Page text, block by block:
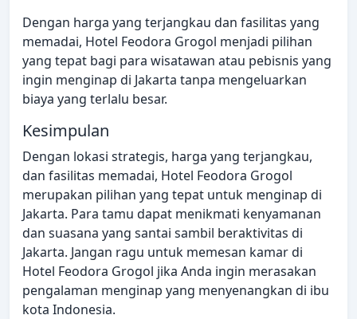
Dengan harga yang terjangkau dan fasilitas yang
memadai, Hotel Feodora Grogol menjadi pilihan
yang tepat bagi para wisatawan atau pebisnis yang
ingin menginap di Jakarta tanpa mengeluarkan
biaya yang terlalu besar.
Kesimpulan
Dengan lokasi strategis, harga yang terjangkau,
dan fasilitas memadai, Hotel Feodora Grogol
merupakan pilihan yang tepat untuk menginap di
Jakarta. Para tamu dapat menikmati kenyamanan
dan suasana yang santai sambil beraktivitas di
Jakarta. Jangan ragu untuk memesan kamar di
Hotel Feodora Grogol jika Anda ingin merasakan
pengalaman menginap yang menyenangkan di ibu
kota Indonesia.